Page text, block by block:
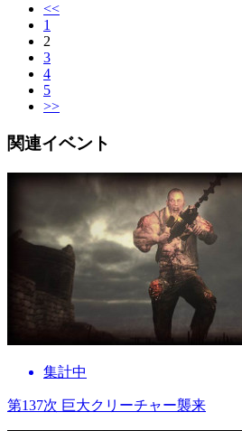
<<
1
2
3
4
5
>>
関連イベント
集計中
第137次 巨大クリーチャー襲来